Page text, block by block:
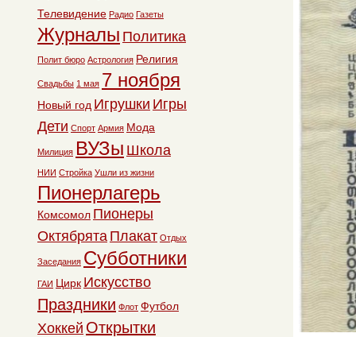
Телевидение Радио Газеты
Журналы Политика
Полит бюро Астрология Религия
Свадьбы 1 мая 7 ноября
Новый год Игрушки Игры
Дети Спорт Армия Мода
Милиция ВУЗы Школа
НИИ Стройка Ушли из жизни
Пионерлагерь
Комсомол Пионеры
Октябрята Плакат Отдых
Заседания Субботники
ГАИ Цирк Искусство
Праздники Флот Футбол
Хоккей Открытки